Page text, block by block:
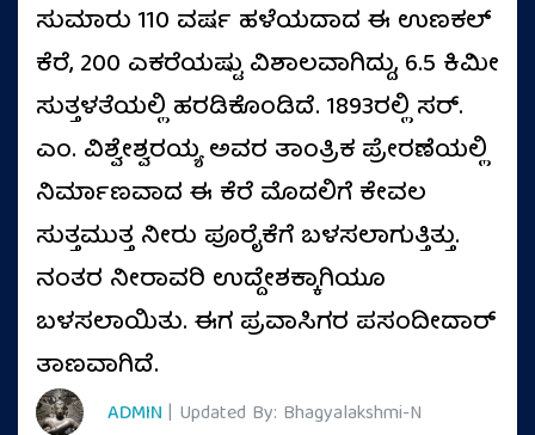
ಸುಮಾರು 110 ವರ್ಷ ಹಳೆಯದಾದ ಈ ಉಣಕಲ್
ಕೆರೆ, 200 ಎಕರೆಯಷ್ಟು ವಿಶಾಲವಾಗಿದ್ದು, 6.5 ಕಿಮೀ
ಸುತ್ತಳತೆಯಲ್ಲಿ ಹರಡಿಕೊಂಡಿದೆ. 1893ರಲ್ಲಿ ಸರ್.
ಎಂ. ವಿಶ್ವೇಶ್ವರಯ್ಯ ಅವರ ತಾಂತ್ರಿಕ ಪ್ರೇರಣೆಯಲ್ಲಿ
ನಿರ್ಮಾಣವಾದ ಈ ಕೆರೆ ಮೊದಲಿಗೆ ಕೇವಲ
ಸುತ್ತಮುತ್ತ ನೀರು ಪೂರೈಕೆಗೆ ಬಳಸಲಾಗುತ್ತಿತ್ತು.
ನಂತರ ನೀರಾವರಿ ಉದ್ದೇಶಕ್ಕಾಗಿಯೂ
ಬಳಸಲಾಯಿತು. ಈಗ ಪ್ರವಾಸಿಗರ ಪಸಂದೀದಾರ್‌
ತಾಣವಾಗಿದೆ.
ADMIN | Updated By: Bhagyalakshmi-N